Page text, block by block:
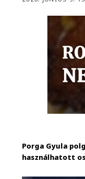
Porga Gyula
használhatott